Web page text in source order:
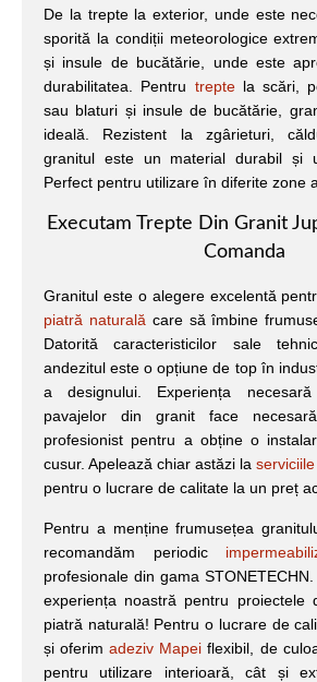
De la trepte la exterior, unde este
sporită la condiții meteorologice
și insule de bucătărie, unde este
durabilitatea. Pentru treptela scări,
sau blaturi și insule de bucătărie,
ideală. Rezistent la zgârieturi,
granitul este un material durabil și
Perfect pentru utilizare în diferite zone
Executam Trepte Din Granit
Comanda
Granitul este o alegere excelentă
piatră naturalăcare să îmbine
Datorită caracteristicilor sale
andezitul este o opțiune de top în
a designului. Experiența
pavajelor din granit face
profesionist pentru a obține o
cusur. Apelează chiar astăzi la
pentru o lucrare de calitate la un preț
Pentru a menține frumusețea
recomandăm periodic
profesionale din gama
experiența noastră pentru proiectele
piatră naturală! Pentru o lucrare de
și oferimadeziv Mapei flexibil, de
pentru utilizare interioară, cât și